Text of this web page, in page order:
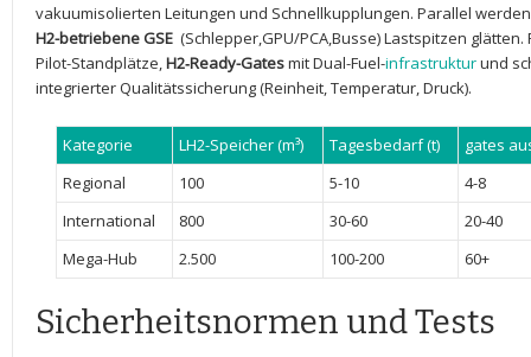
vakuumisolierten Leitungen und ​Schnellkupplungen. Parallel
H2-betriebene ⁣GSE (Schlepper,GPU/PCA,Busse) Lastspitzen
Pilot-Standplätze,H2‑Ready-Gates‍mit Dual-Fuel-infrastrukturund‍
integrierter Qualitätssicherung ​(Reinheit, Temperatur, Druck).
Kategorie LH2-Speicher (m³) Tagesbedarf⁣ (t)
gates
Regional
100 5-10
4-8
International
800 30-60
20-40
Mega-Hub
2.500 100-200 60+
Sicherheitsnormen und Tests